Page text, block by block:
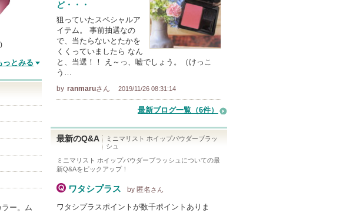
っとみる
ラー。ム
ど・・・
狙っていたスペシャルア
イテム。 事前抽選なの
で、当たらないとたかを
くくっていましたら なん
と、当選！！ え～っ、嘘でしょう。（けっこ
う…
by ranmaruさん 2019/11/26 08:31:14
最新ブログ一覧（6件）
最新のQ&A
ミニマリスト ホイップパウダーブラッ
シュ
ミニマリスト ホイップパウダーブラッシュ についての最
新Q&Aをピックアップ！
ワタシプラス by 匿名 さん
ワタシプラスポイントが数千ポイントありま